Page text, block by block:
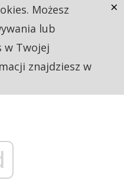
Możesz
lub
w Twojej
znajdziesz w
×